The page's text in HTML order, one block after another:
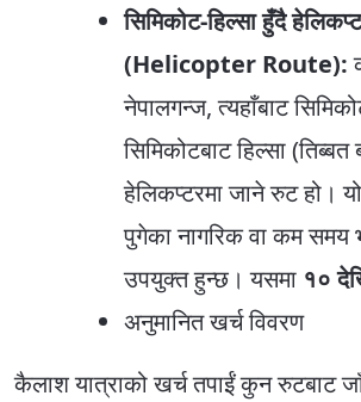
सिमिकोट-हिल्सा हुँदै
(Helicopter Route):
नेपालगन्ज, त्यहाँबाट
सिमिकोटबाट हिल्सा (तिब्बत
हेलिकप्टरमा जाने रुट हो।
पुगेका नागरिक वा कम समय
उपयुक्त हुन्छ। यसमा १०
अनुमानित खर्च विवरण
कैलाश यात्राको खर्च तपाईं कुन रुटबाट